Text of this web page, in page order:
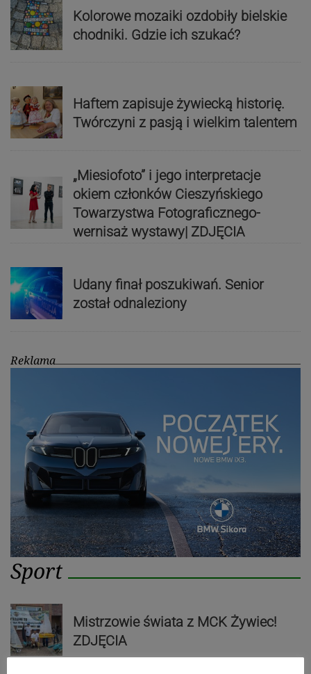
Kolorowe mozaiki ozdobiły bielskie
chodniki. Gdzie ich szukać?
Haftem zapisuje żywiecką historię.
Twórczyni z pasją i wielkim talentem
„Miesiofoto” i jego interpretacje
okiem członków Cieszyńskiego
Towarzystwa Fotograficznego-
wernisaż wystawy| ZDJĘCIA
Udany finał poszukiwań. Senior
został odnaleziony
Reklama
Sport
Mistrzowie świata z MCK Żywiec!
ZDJĘCIA